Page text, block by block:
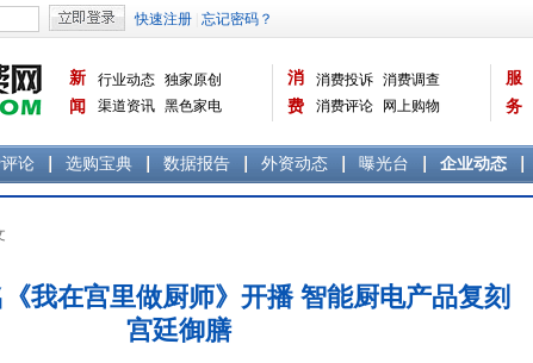
新
闻
行业动态 独家原创
渠道资讯 黑色家电
消
费
消费投诉 消费调查
消费评论
网上购物
曝光台
品牌关注
服
务
论 选购宝典 数据报告 外资动态 曝光台 企业动态
我在宫里做厨师》开播 智能厨电产品复刻
宫廷御膳